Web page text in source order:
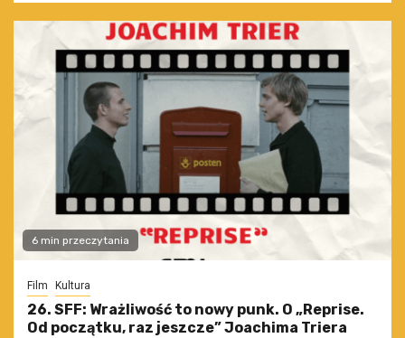
6 min przeczytania
Film Kultura
26. SFF: Wrażliwość to nowy punk. O „Reprise.
Od początku, raz jeszcze” Joachima Triera